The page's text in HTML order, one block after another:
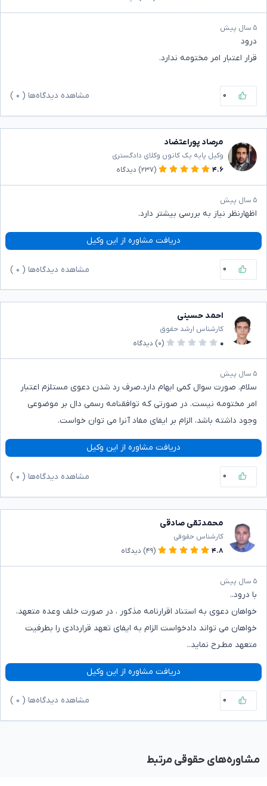
۵ سال پیش
درود
قرار اعتبار امر مختومه ندارد.
۰ مشاهده دیدگاه‌ها ( ۰
مرصاد پوراعتضاد
وکیل پایه یک کانون وکلای دادگستری
۴.۶
(۲۳۷) دیدگاه
۵ سال پیش
اظهارنظر نیاز به بررسی بیشتر دارد.
دریافت مشاوره از این وکیل
۰ مشاهده دیدگاه‌ها ( ۰
احمد حسینی
کارشناس ارشد حقوق
۰
(۰) دیدگاه
۵ سال پیش
سلام. صورت سوال کمی ابهام دارد.صرف رد شدن دعوی مستلزم اعتبار
امر مختومه نیست. در صورتی که توافقنامه رسمی دال بر موضوعی
وجود داشته باشد، الزام بر ایفای مفاد آنرا می توان خواست.
دریافت مشاوره از این وکیل
۰ مشاهده دیدگاه‌ها ( ۰
محمدتقی صادقی
کارشناس حقوقی
۴.۸
(۴۹) دیدگاه
۵ سال پیش
با درود..
خواهان دعوی به استناد اقرارنامه مذکور ، در صورت خلف وعده متعهد،
خواهان می تواند دادخواست الزام به ایفای تعهد قراردادی را بطرفیت
متعهد مطـرح نماید..
دریافت مشاوره از این وکیل
۰ مشاهده دیدگاه‌ها ( ۰
مشاوره‌های حقوقی مرتبط